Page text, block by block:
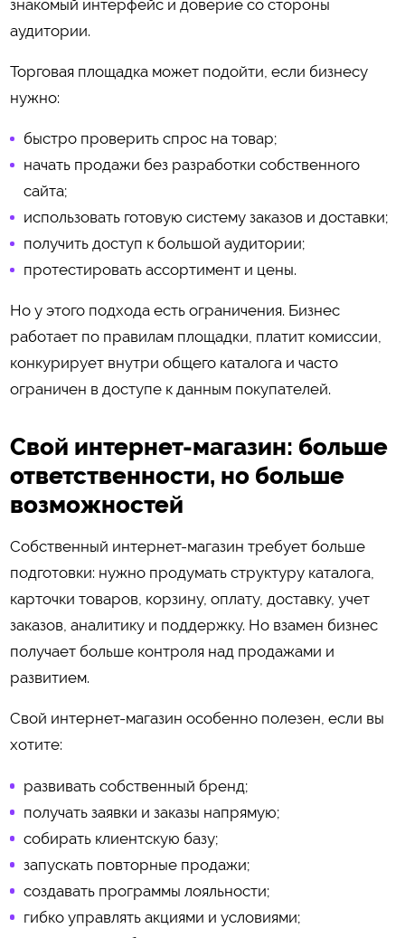
знакомый интерфейс и доверие со стороны
аудитории.
Торговая площадка может подойти, если бизнесу
нужно:
быстро проверить спрос на товар;
начать продажи без разработки собственного
сайта;
использовать готовую систему заказов и доставки;
получить доступ к большой аудитории;
протестировать ассортимент и цены.
Но у этого подхода есть ограничения. Бизнес
работает по правилам площадки, платит комиссии,
конкурирует внутри общего каталога и часто
ограничен в доступе к данным покупателей.
Свой интернет-магазин: больше
ответственности, но больше
возможностей
Собственный интернет-магазин требует больше
подготовки: нужно продумать структуру каталога,
карточки товаров, корзину, оплату, доставку, учет
заказов, аналитику и поддержку. Но взамен бизнес
получает больше контроля над продажами и
развитием.
Свой интернет-магазин особенно полезен, если вы
хотите:
развивать собственный бренд;
получать заявки и заказы напрямую;
собирать клиентскую базу;
запускать повторные продажи;
создавать программы лояльности;
гибко управлять акциями и условиями;